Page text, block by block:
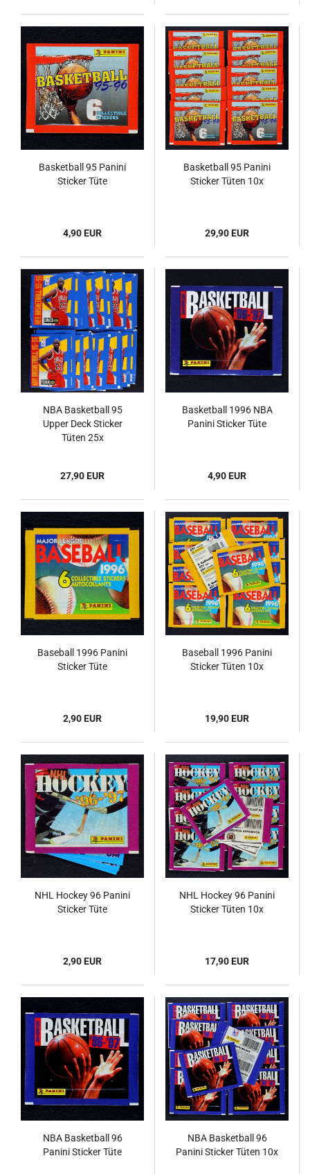
Basketball 95 Panini
Sticker Tüte
4,90 EUR
Basketball 95 Panini
Sticker Tüten 10x
29,90 EUR
NBA Basketball 95
Upper Deck Sticker
Tüten 25x
27,90 EUR
Basketball 1996 NBA
Panini Sticker Tüte
4,90 EUR
Baseball 1996 Panini
Sticker Tüte
2,90 EUR
Baseball 1996 Panini
Sticker Tüten 10x
19,90 EUR
NHL Hockey 96 Panini
Sticker Tüte
2,90 EUR
NHL Hockey 96 Panini
Sticker Tüten 10x
17,90 EUR
NBA Basketball 96
Panini Sticker Tüte
NBA Basketball 96
Panini Sticker Tüten 10x